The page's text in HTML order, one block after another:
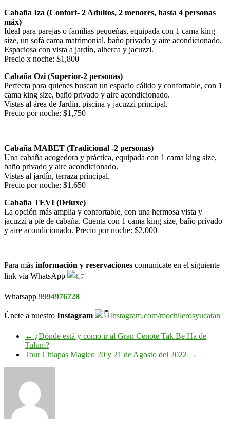
Cabaña Iza (Confort- 2 Adultos, 2 menores, hasta 4 personas
máx)
Ideal para parejas o familias pequeñas, equipada con 1 cama king
size, un sofá cama matrimonial, baño privado y aire acondicionado.
Espaciosa con vista a jardín, alberca y jacuzzi.
Precio x noche: $1,800
Cabaña Ozi (Superior-2 personas)
Perfecta para quienes buscan un espacio cálido y confortable, con 1
cama king size, baño privado y aire acondicionado.
Vistas al área de Jardín, piscina y jacuzzi principal.
Precio por noche: $1,750
Cabaña MABET (Tradicional -2 personas)
Una cabaña acogedora y práctica, equipada con 1 cama king size,
baño privado y aire acondicionado.
Vistas al jardín, terraza principal.
Precio por noche: $1,650
Cabaña TEVI (Deluxe)
La opción más amplia y confortable, con una hermosa vista y
jacuzzi a pie de cabaña. Cuenta con 1 cama king size, baño privado
y aire acondicionado. Precio por noche: $2,000
Para más información y reservaciones comunícate en el siguiente
link vía WhatsApp
Whatsapp 9994976728
Únete a nuestro Instagram Instagram.com/mochilerosyucatan
← ¿Dónde está y cómo ir al Gran Cenote Tak Be Ha de
Tulum?
Tour Chiapas Magico 20 y 21 de Agosto del 2022 →